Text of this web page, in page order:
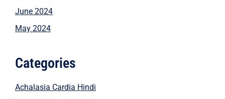
June 2024
May 2024
Categories
Achalasia Cardia Hindi